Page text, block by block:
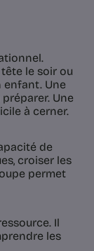
le soir ou
enfant. Une
Une
à cerner.
de
croiser les
permet
Il
les